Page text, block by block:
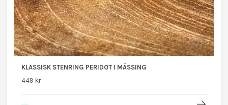
KLASSISK STENRING PERIDOT I MÄSSING
449 kr